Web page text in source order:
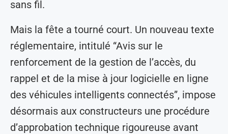
sans fil.
Mais la fête a tourné court. Un nouveau texte
réglementaire, intitulé “Avis sur le
renforcement de la gestion de l’accès, du
rappel et de la mise à jour logicielle en ligne
des véhicules intelligents connectés”, impose
désormais aux constructeurs une procédure
d’approbation technique rigoureuse avant